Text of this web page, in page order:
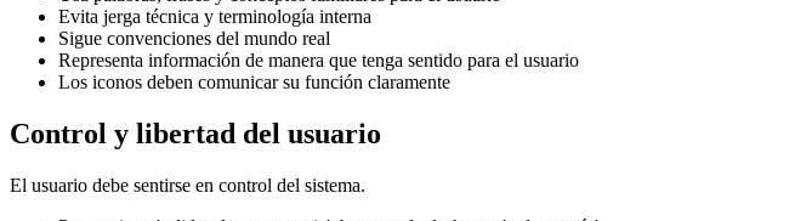
Evita jerga técnica y terminología interna
Sigue convenciones del mundo real
Representa información de manera que tenga sentido para el usuario
Los iconos deben comunicar su función claramente
Control y libertad del usuario
El usuario debe sentirse en control del sistema.